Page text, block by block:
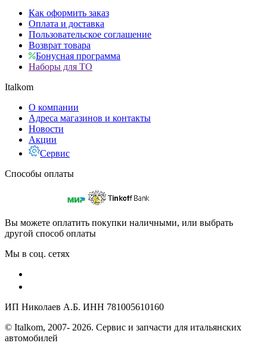
Как оформить заказ
Оплата и доставка
Пользовательское соглашение
Возврат товара
Бонусная программа
Наборы для ТО
Italkom
О компании
Адреса магазинов и контакты
Новости
Акции
Сервис
Способы оплаты
Вы можете оплатить покупки наличными, или выбрать
другой способ оплаты
Мы в соц. сетях
ИП Николаев А.Б. ИНН 781005610160
© Italkom, 2007- 2026. Сервис и запчасти для итальянских
автомобилей